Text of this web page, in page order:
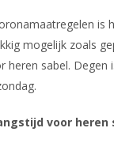
is
mogelijk zoals
heren sabel. Degen
voor heren